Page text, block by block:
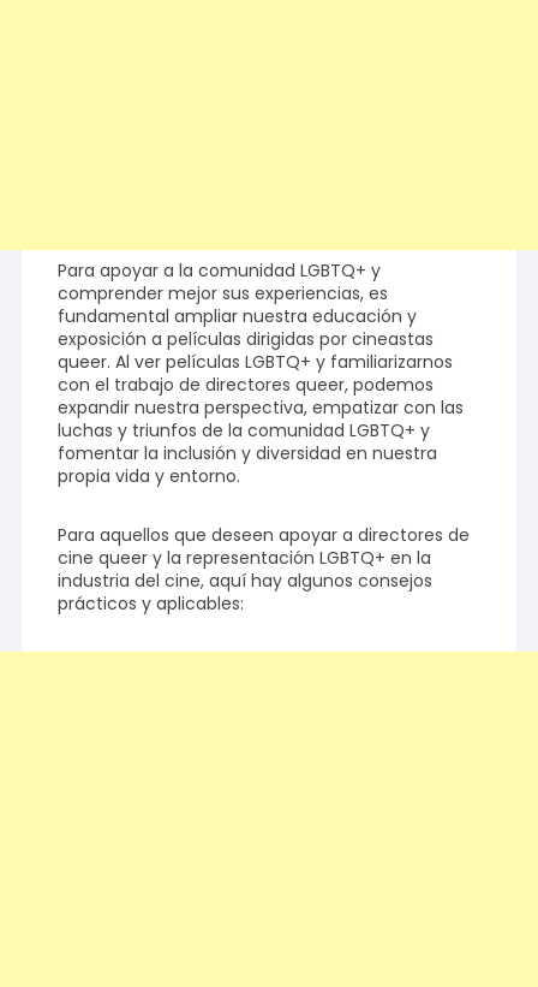
Para apoyar a la comunidad LGBTQ+ y
comprender mejor sus experiencias, es
fundamental ampliar nuestra educación y
exposición a películas dirigidas por cineastas
queer. Al ver películas LGBTQ+ y familiarizarnos
con el trabajo de directores queer, podemos
expandir nuestra perspectiva, empatizar con las
luchas y triunfos de la comunidad LGBTQ+ y
fomentar la inclusión y diversidad en nuestra
propia vida y entorno.
Para aquellos que deseen apoyar a directores de
cine queer y la representación LGBTQ+ en la
industria del cine, aquí hay algunos consejos
prácticos y aplicables: